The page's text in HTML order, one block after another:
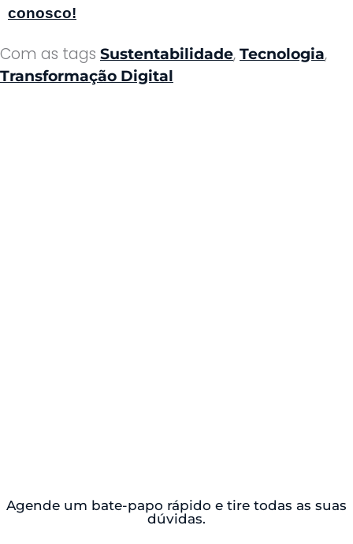
conosco!
Com as tags Sustentabilidade, Tecnologia,
Transformação Digital
Agende um bate-papo rápido e tire todas as suas
dúvidas.